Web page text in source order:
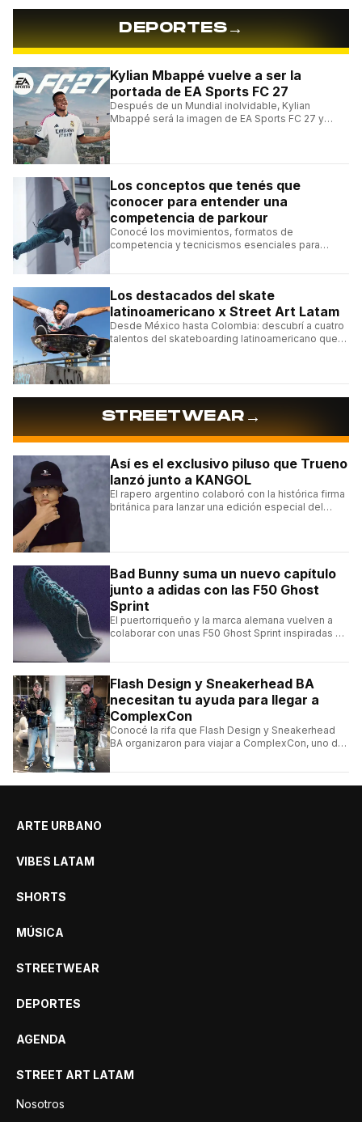
DEPORTES→
Kylian Mbappé vuelve a ser la
portada de EA Sports FC 27
Después de un Mundial inolvidable, Kylian
Mbappé será la imagen de EA Sports FC 27 y
Los conceptos que tenés que
conocer para entender una
competencia de parkour
Conocé los movimientos, formatos de
competencia y tecnicismos esenciales para
Los destacados del skate
latinoamericano x Street Art Latam
Desde México hasta Colombia: descubrí a cuatro
talentos del skateboarding latinoamericano que
STREETWEAR→
Así es el exclusivo piluso que Trueno
lanzó junto a KANGOL
El rapero argentino colaboró con la histórica firma
británica para lanzar una edición especial del
Bad Bunny suma un nuevo capítulo
junto a adidas con las F50 Ghost
Sprint
El puertorriqueño y la marca alemana vuelven a
colaborar con unas F50 Ghost Sprint inspiradas en
Flash Design y Sneakerhead BA
necesitan tu ayuda para llegar a
ComplexCon
Conocé la rifa que Flash Design y Sneakerhead
BA organizaron para viajar a ComplexCon, uno de
ARTE URBANO
VIBES LATAM
SHORTS
MÚSICA
STREETWEAR
DEPORTES
AGENDA
STREET ART LATAM
Nosotros